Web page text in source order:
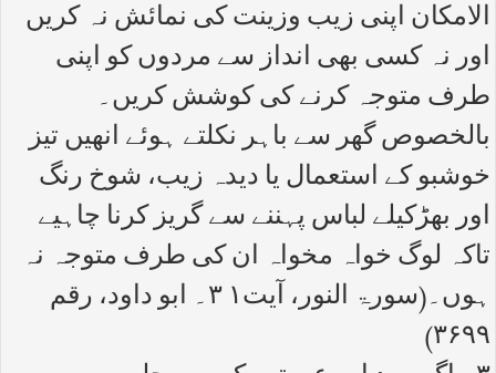
الامکان اپنی زیب وزینت کی نمائش نہ کریں
اور نہ کسی بھی انداز سے مردوں کو اپنی
طرف متوجہ کرنے کی کوشش کریں۔
بالخصوص گھر سے باہر نکلتے ہوئے انھیں تیز
خوشبو کے استعمال یا دیدہ زیب، شوخ رنگ
اور بھڑکیلے لباس پہننے سے گریز کرنا چاہیے
تاکہ لوگ خواہ مخواہ ان کی طرف متوجہ نہ
ہوں۔(سورۃ النور، آیت۱ ۳۔ ابو داود، رقم
۳۶۹۹)